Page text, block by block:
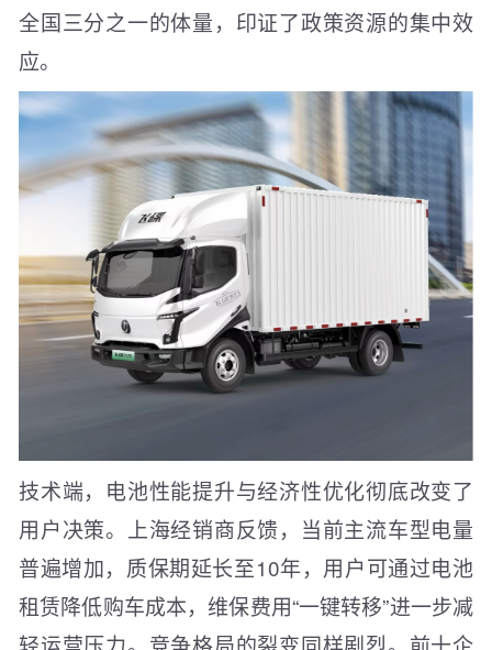
全国三分之一的体量，印证了政策资源的集中效
应。
技术端，电池性能提升与经济性优化彻底改变了
用户决策。上海经销商反馈，当前主流车型电量
普遍增加，质保期延长至10年，用户可通过电池
租赁降低购车成本，维保费用“一键转移”进一步减